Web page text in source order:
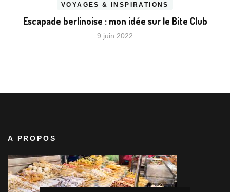
VOYAGES & INSPIRATIONS
Escapade berlinoise : mon idée sur le Bite Club
9 juin 2022
A PROPOS